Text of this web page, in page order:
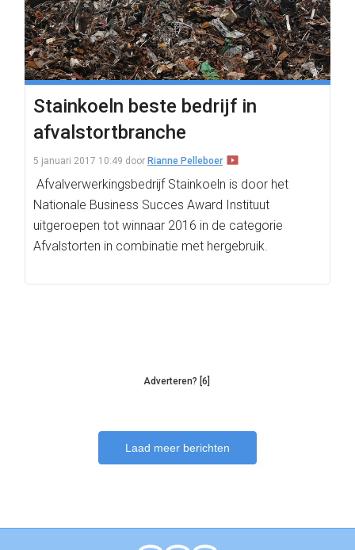
Stainkoeln beste bedrijf in
afvalstortbranche
5 januari 2017 10:49 door Rianne Pelleboer
Afvalverwerkingsbedrijf Stainkoeln is door het
Nationale Business Succes Award Instituut
uitgeroepen tot winnaar 2016 in de categorie
Afvalstorten in combinatie met hergebruik.
Adverteren? [6]
Laad meer berichten